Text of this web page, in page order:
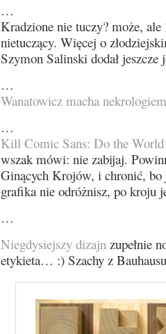
…
Kradzione nie tuczy? może, ale
nietuczący. Więcej o
Szymon Salinski dodał jeszcze
…
Wanatowicz macha nekrologiem
…
Kill Comic Sans: Do the World
wszak mówi: nie zabijaj.
Ginących Krojów, i chronić,
grafika nie odróżnisz, po kroju
…
Niegdysiejszy dizajn zupełnie
etykieta… :) Szachy z